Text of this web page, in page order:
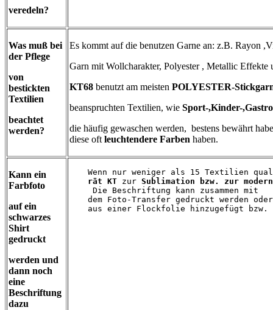
veredeln?
Was muß bei
der Pflege
von
bestickten
Textilien
beachtet
werden?
Es kommt auf die benutzen Garne an: z.B. Rayon
Garn mit Wollcharakter, Polyester , Metallic Effekte
KT68 benutzt am meisten POLYESTER-
beanspruchten Textilien, wie Sport-,Kinder-
die häufig gewaschen werden, bestens bewährt
diese oft leuchtendere Farben haben.
Kann ein
Farbfoto
auf ein
schwarzes
Shirt
gedruckt
werden und
dann noch
eine
Beschriftung
dazu
Wenn nur weniger als 15 Textilien
rät KT zur Sublimation bzw. zur
Die Beschriftung kann zusammen mit
dem Foto-Transfer gedruckt werden
aus einer Flockfolie hinzugefügt bzw.